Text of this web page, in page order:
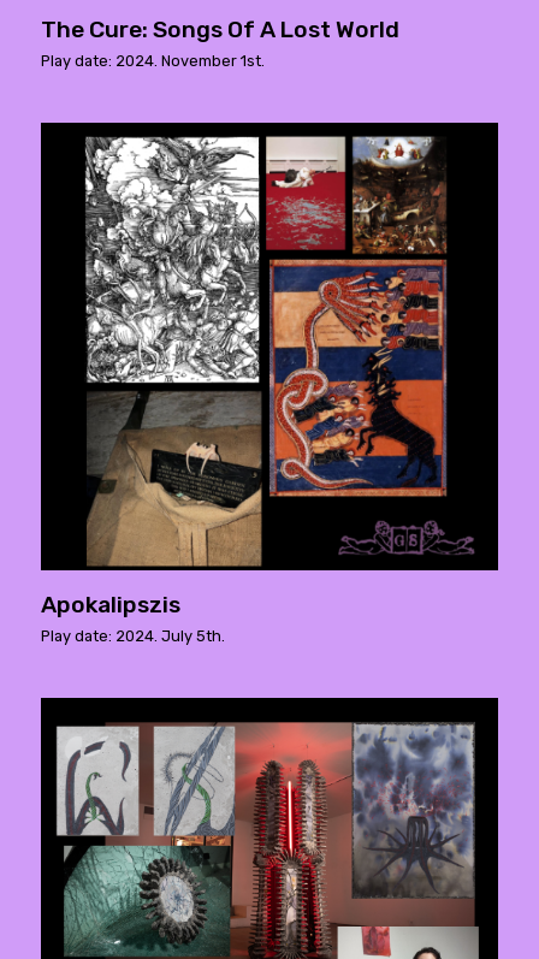
The Cure: Songs Of A Lost World
Play date: 2024. November 1st.
Apokalipszis
Play date: 2024. July 5th.